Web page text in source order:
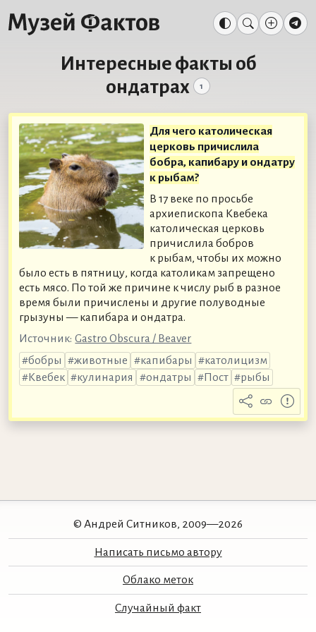
Интересные факты об
ондатрах
1
Для чего католическая
церковь причислила
бобра, капибару и ондатру
к рыбам?
В 17 веке по просьбе
архиепископа Квебека
католическая церковь
причислила бобров
к рыбам, чтобы их можно
было есть в пятницу, когда католикам запрещено
есть мясо. По той же причине к числу рыб в разное
время были причислены и другие полуводные
грызуны — капибара и ондатра.
Источник: Gastro Obscura / Beaver
бобры
животные капибары
католицизм
Квебек
кулинария ондатры Пост рыбы
© Андрей Ситников, 2009—2026
Написать письмо автору
Облако меток
Случайный факт